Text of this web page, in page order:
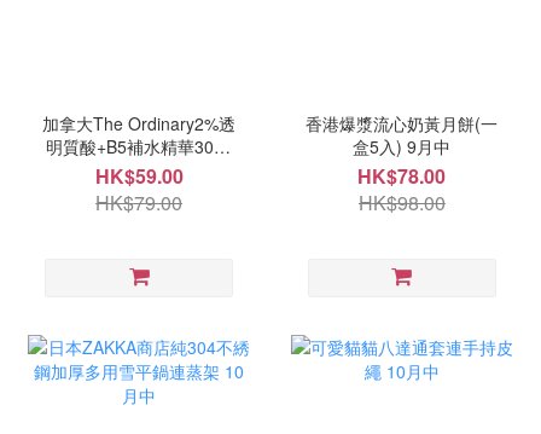
加拿大The Ordinary2%透
明質酸+B5補水精華30ml
10月中
HK$59.00
HK$79.00
香港爆漿流心奶黃月餅(一
盒5入) 9月中
HK$78.00
HK$98.00